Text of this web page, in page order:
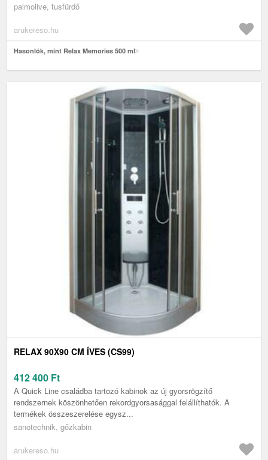
palmolive, tusfürdő
arukereso.hu
Hasonlók, mint Relax Memories 500 ml
RELAX 90X90 CM ÍVES (CS99)
412 400 Ft
A Quick Line családba tartozó kabinok az új gyorsrögzítő
rendszernek köszönhetően rekordgyorsasággal felállíthatók. A
termékek összeszerelése egysz...
sanotechnik, gőzkabin
arukereso.hu